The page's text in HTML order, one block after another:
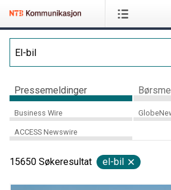
Pressemeldinger
Business Wire
ACCESS Newswire
15650 Søkeresultat el-bil